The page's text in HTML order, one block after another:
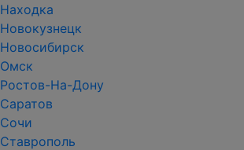
Находка
Новокузнецк
Новосибирск
Омск
Ростов-На-Дону
Саратов
Сочи
Ставрополь